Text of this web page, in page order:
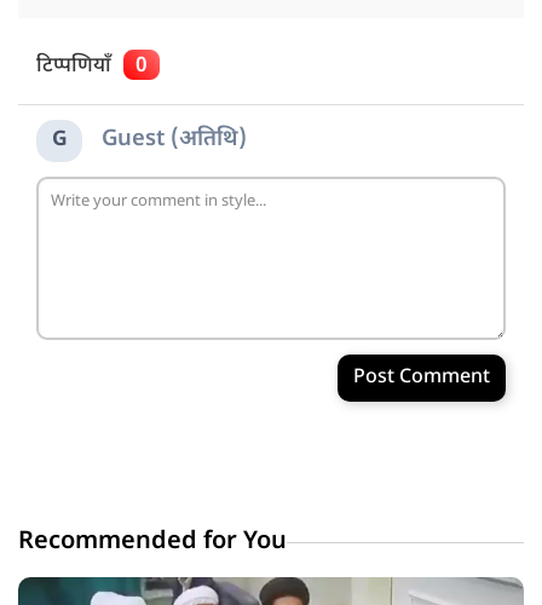
टिप्पणियाँ 0
G Guest (अतिथि)
Post Comment
Recommended for You